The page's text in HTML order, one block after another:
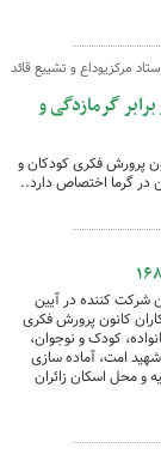
مرکزیوداع و تشییع قائد
گرمازدگی و
پرورش فکری کودکان و
در گرما اختصاص دارد..
زائران شرکت کننده در آیین
کانون پرورش فکری
کودک و نوجوان،
امت، آماده سازی
محل اسکان زائران